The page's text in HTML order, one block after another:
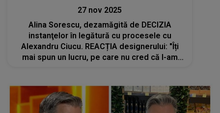
27 nov 2025
Alina Sorescu, dezamăgită de DECIZIA
instanţelor în legătură cu procesele cu
Alexandru Ciucu. REACȚIA designerului: "Îți
mai spun un lucru, pe care nu cred că l-am